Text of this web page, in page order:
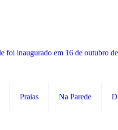
Praias Na Parede